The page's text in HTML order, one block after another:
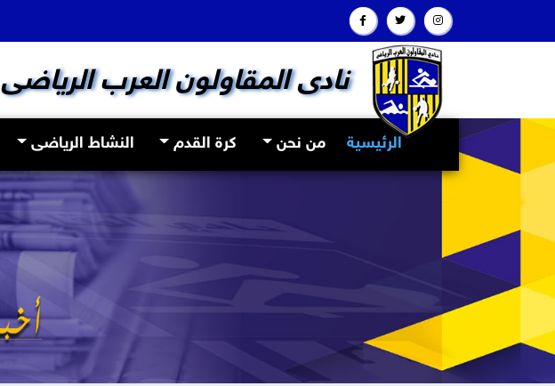
نادى المقاولون العرب الرياضى
الرئيسية
(current) من نحن كرة القدم النشاط الرياضى